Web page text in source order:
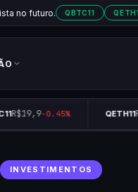
no futuro. QBTC11
R$19,9-0.45% QETH11
INVESTIMENTOS